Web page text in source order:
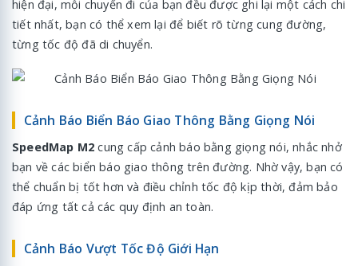
hiện đại, mỗi chuyến đi của bạn đều được ghi lại một cách chi
tiết nhất, bạn có thể xem lại để biết rõ từng cung đường,
từng tốc độ đã di chuyển.
Cảnh Báo Biển Báo Giao Thông Bằng Giọng Nói
SpeedMap M2 cung cấp cảnh báo bằng giọng nói, nhắc nhở
bạn về các biển báo giao thông trên đường. Nhờ vậy, bạn có
thể chuẩn bị tốt hơn và điều chỉnh tốc độ kịp thời, đảm bảo
đáp ứng tất cả các quy định an toàn.
Cảnh Báo Vượt Tốc Độ Giới Hạn